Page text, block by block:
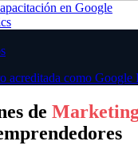
en Google
de